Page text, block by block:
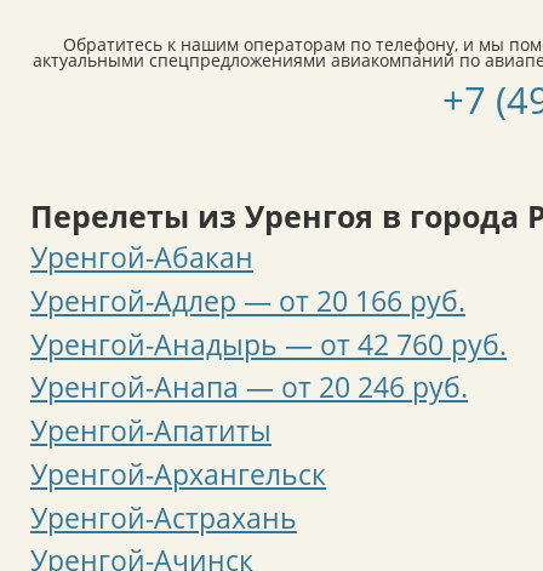
Обратитесь к нашим операторам по телефону, и мы
актуальными спецпредложениями авиакомпаний по
+7
Перелеты из Уренгоя в города
Уренгой-Абакан
Уренгой-Адлер — от 20 166 руб.
Уренгой-Анадырь — от 42 760 руб.
Уренгой-Анапа — от 20 246 руб.
Уренгой-Апатиты
Уренгой-Архангельск
Уренгой-Астрахань
Уренгой-Ачинск